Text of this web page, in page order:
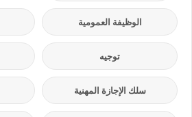
الوظيفة العمومية
توجيه
سلك الإجازة المهنية